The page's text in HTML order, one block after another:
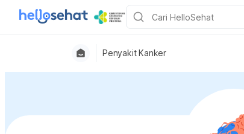
Penyakit Kanker